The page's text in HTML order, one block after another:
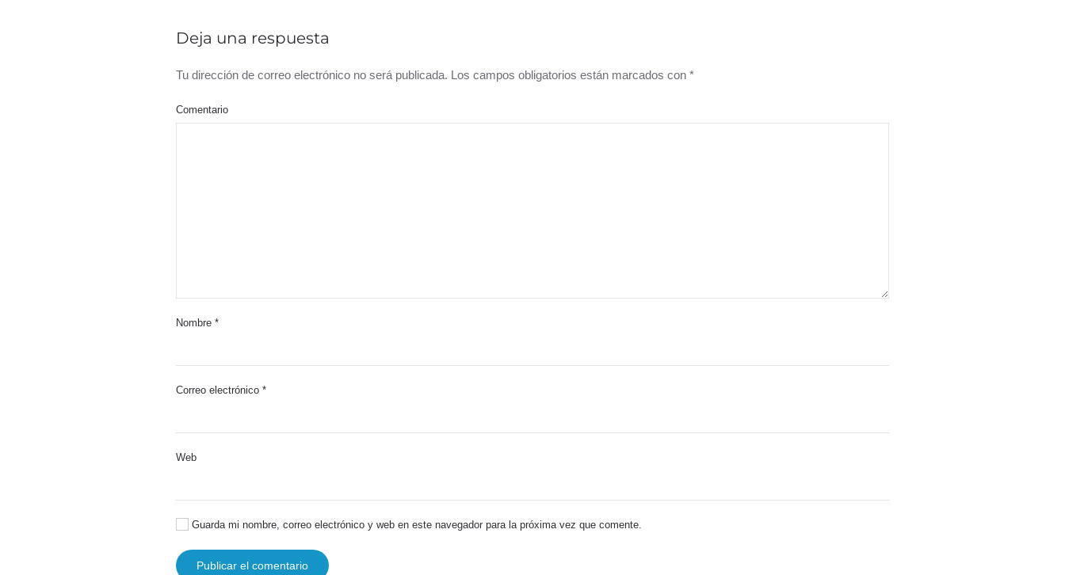
Deja una respuesta
Tu dirección de correo electrónico no será publicada. Los campos obligatorios están marcados con *
Comentario
Nombre *
Correo electrónico *
Web
Guarda mi nombre, correo electrónico y web en este navegador para la próxima vez que comente.
Publicar el comentario